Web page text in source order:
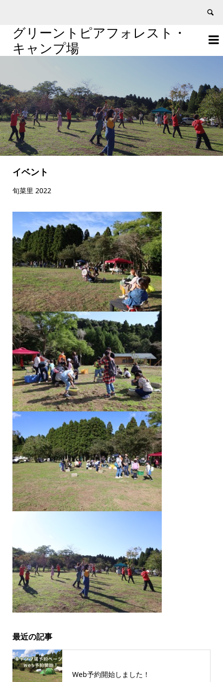

グリーントピアフォレスト・
キャンプ場

イベント
旬菜里 2022
最近の記事
Web予約開始しました！